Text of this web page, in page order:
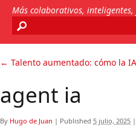
Más colaborativos, inteligentes,
← Talento aumentado: cómo la
agent ia
By Hugo de Juan | Published 5 julio, 2025 |